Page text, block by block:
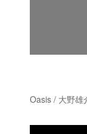
Oasis / 大野雄